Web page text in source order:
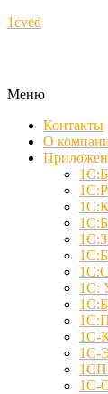
1cved
Меню
Контакты
О
1С:
1С-
1С-
1С-